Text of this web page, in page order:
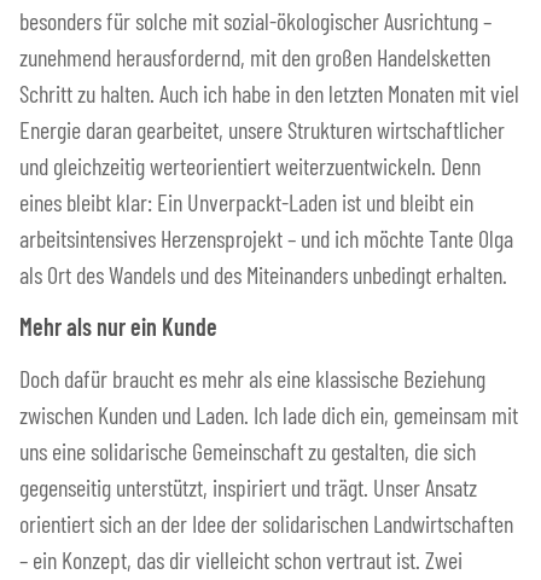
besonders für solche mit sozial-ökologischer Ausrichtung –
zunehmend herausfordernd, mit den großen Handelsketten
Schritt zu halten. Auch ich habe in den letzten Monaten mit viel
Energie daran gearbeitet, unsere Strukturen wirtschaftlicher
und gleichzeitig werteorientiert weiterzuentwickeln. Denn
eines bleibt klar: Ein Unverpackt-Laden ist und bleibt ein
arbeitsintensives Herzensprojekt – und ich möchte Tante Olga
als Ort des Wandels und des Miteinanders unbedingt erhalten.
Mehr als nur ein Kunde
Doch dafür braucht es mehr als eine klassische Beziehung
zwischen Kunden und Laden. Ich lade dich ein, gemeinsam mit
uns eine solidarische Gemeinschaft zu gestalten, die sich
gegenseitig unterstützt, inspiriert und trägt. Unser Ansatz
orientiert sich an der Idee der solidarischen Landwirtschaften
– ein Konzept, das dir vielleicht schon vertraut ist. Zwei